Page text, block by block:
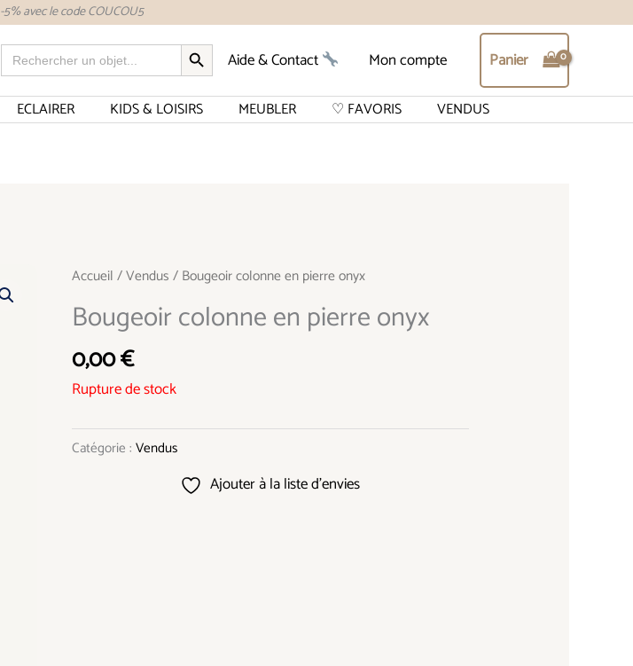
-5% avec le code COUCOU5
Search
for:
SEARCH BUTTON
Aide & Contact Mon compte Panier
ECLAIRER KIDS & LOISIRS MEUBLER ♡ FAVORIS VENDUS
Accueil /Vendus / Bougeoir colonne en pierre onyx
Bougeoir colonne en pierre onyx
0,00€
Rupture de stock
Catégorie : Vendus
Ajouter à la liste d’envies